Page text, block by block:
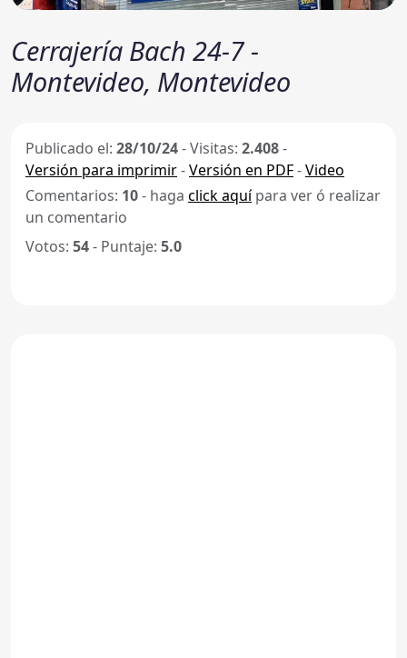
Cerrajería Bach 24-7 -
Montevideo, Montevideo
Publicado el: 28/10/24-Visitas: 2.408-
Versión para imprimir-Versión en PDF-Video
Comentarios: 10- haga click aquípara ver ó realizar
un comentario
Votos: 54- Puntaje: 5.0